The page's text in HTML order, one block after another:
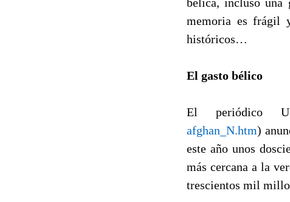
memoria es frágil
históricos…
El gasto bélico
El periódico
afghan_N.htm)
este año unos
más cercana a la
trescientos mil